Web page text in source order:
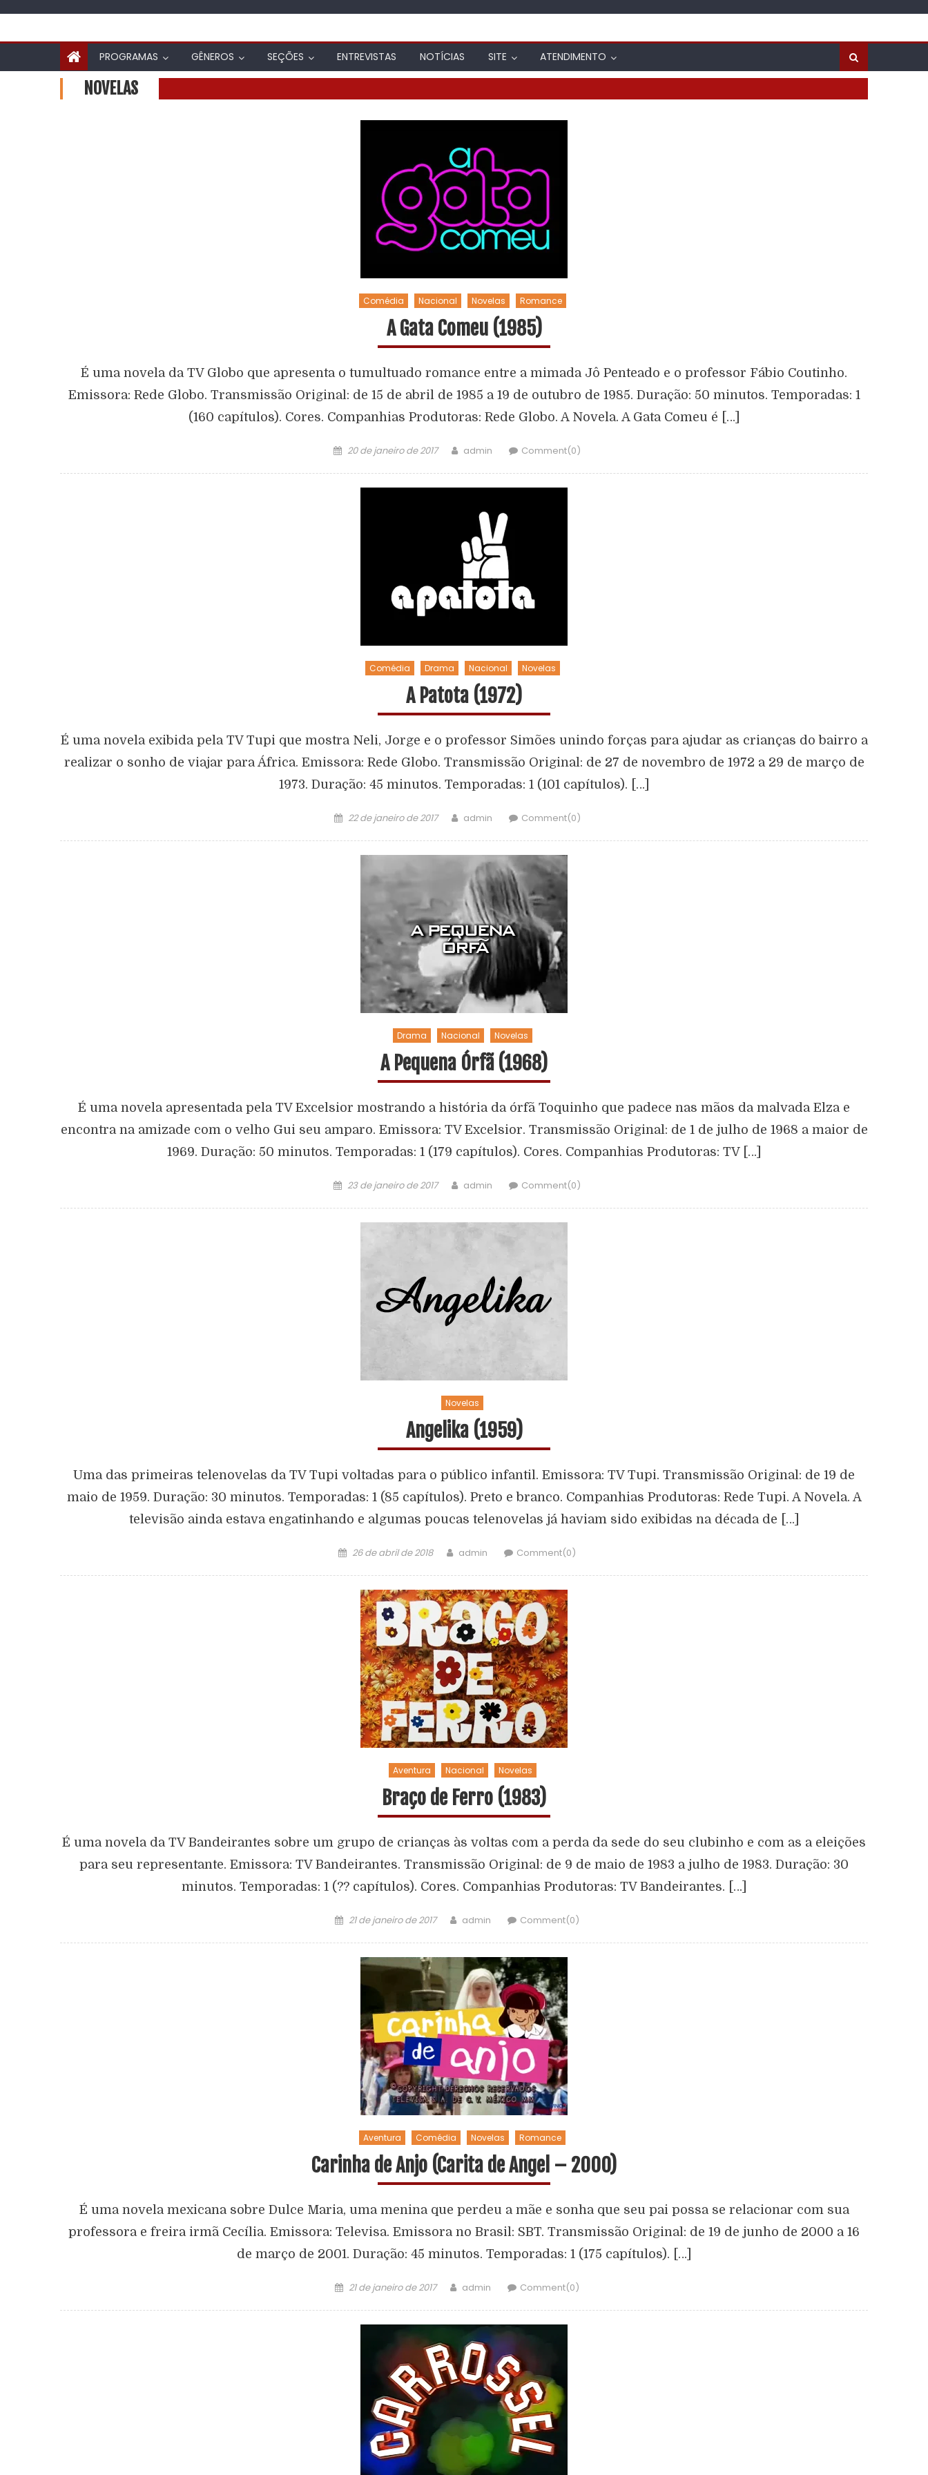
PROGRAMAS GÊNEROS SEÇÕES ENTREVISTAS NOTÍCIAS SITE ATENDIMENTO
NOVELAS
Comédia Nacional Novelas Romance
A Gata Comeu (1985)
É uma novela da TV Globo que apresenta o tumultuado romance entre a mimada Jô Penteado e o professor Fábio Coutinho.
Emissora: Rede Globo. Transmissão Original: de 15 de abril de 1985 a 19 de outubro de 1985. Duração: 50 minutos. Temporadas: 1
(160 capítulos). Cores. Companhias Produtoras: Rede Globo. A Novela. A Gata Comeu é […]
20 de janeiro de 2017 admin Comment(0)
Comédia Drama Nacional Novelas
A Patota (1972)
É uma novela exibida pela TV Tupi que mostra Neli, Jorge e o professor Simões unindo forças para ajudar as crianças do bairro a
realizar o sonho de viajar para África. Emissora: Rede Globo. Transmissão Original: de 27 de novembro de 1972 a 29 de março de
1973. Duração: 45 minutos. Temporadas: 1 (101 capítulos). […]
22 de janeiro de 2017 admin Comment(0)
Drama Nacional Novelas
A Pequena Órfã (1968)
É uma novela apresentada pela TV Excelsior mostrando a história da órfã Toquinho que padece nas mãos da malvada Elza e
encontra na amizade com o velho Gui seu amparo. Emissora: TV Excelsior. Transmissão Original: de 1 de julho de 1968 a maior de
1969. Duração: 50 minutos. Temporadas: 1 (179 capítulos). Cores. Companhias Produtoras: TV […]
23 de janeiro de 2017 admin Comment(0)
Novelas
Angelika (1959)
Uma das primeiras telenovelas da TV Tupi voltadas para o público infantil. Emissora: TV Tupi. Transmissão Original: de 19 de
maio de 1959. Duração: 30 minutos. Temporadas: 1 (85 capítulos). Preto e branco. Companhias Produtoras: Rede Tupi. A Novela. A
televisão ainda estava engatinhando e algumas poucas telenovelas já haviam sido exibidas na década de […]
26 de abril de 2018 admin Comment(0)
Aventura Nacional Novelas
Braço de Ferro (1983)
É uma novela da TV Bandeirantes sobre um grupo de crianças às voltas com a perda da sede do seu clubinho e com as a eleições
para seu representante. Emissora: TV Bandeirantes. Transmissão Original: de 9 de maio de 1983 a julho de 1983. Duração: 30
minutos. Temporadas: 1 (?? capítulos). Cores. Companhias Produtoras: TV Bandeirantes. […]
21 de janeiro de 2017 admin Comment(0)
Aventura Comédia Novelas Romance
Carinha de Anjo (Carita de Angel – 2000)
É uma novela mexicana sobre Dulce Maria, uma menina que perdeu a mãe e sonha que seu pai possa se relacionar com sua
professora e freira irmã Cecília. Emissora: Televisa. Emissora no Brasil: SBT. Transmissão Original: de 19 de junho de 2000 a 16
de março de 2001. Duração: 45 minutos. Temporadas: 1 (175 capítulos). […]
21 de janeiro de 2017 admin Comment(0)